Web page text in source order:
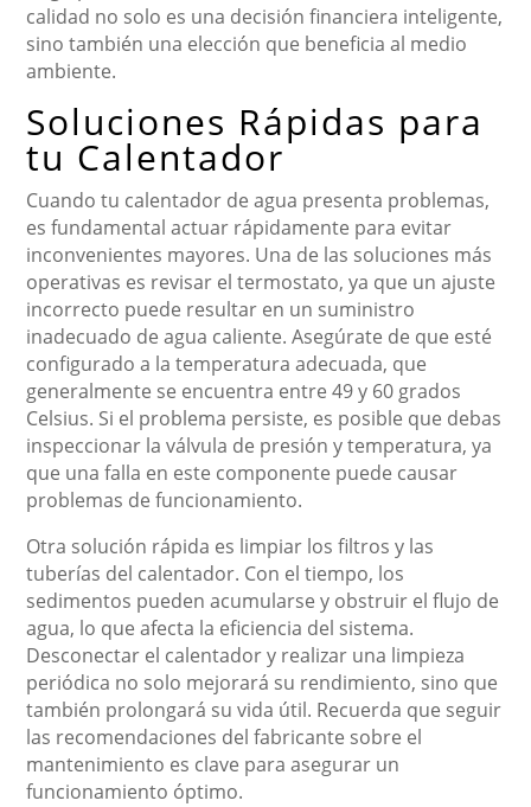
calidad no solo es una decisión financiera inteligente,
sino también una elección que beneficia al medio
ambiente.
Soluciones Rápidas para
tu Calentador
Cuando tu calentador de agua presenta problemas,
es fundamental actuar rápidamente para evitar
inconvenientes mayores. Una de las soluciones más
operativas es revisar el termostato, ya que un ajuste
incorrecto puede resultar en un suministro
inadecuado de agua caliente. Asegúrate de que esté
configurado a la temperatura adecuada, que
generalmente se encuentra entre 49 y 60 grados
Celsius. Si el problema persiste, es posible que debas
inspeccionar la válvula de presión y temperatura, ya
que una falla en este componente puede causar
problemas de funcionamiento.
Otra solución rápida es limpiar los filtros y las
tuberías del calentador. Con el tiempo, los
sedimentos pueden acumularse y obstruir el flujo de
agua, lo que afecta la eficiencia del sistema.
Desconectar el calentador y realizar una limpieza
periódica no solo mejorará su rendimiento, sino que
también prolongará su vida útil. Recuerda que seguir
las recomendaciones del fabricante sobre el
mantenimiento es clave para asegurar un
funcionamiento óptimo.